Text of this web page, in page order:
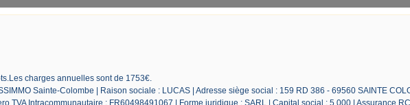
charges annuelles sont de 1753€.
Sainte-Colombe | Raison sociale : LUCAS | Adresse siège social : 159 RD 386 - 69560 SAINTE
TVA Intracommunautaire : FR60498491067 | Forme juridique : SARL | Capital social : 5 000 | Assurance